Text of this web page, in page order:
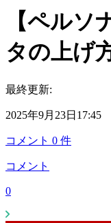
【ペルソ
タの上げ
最終更新:
2025年9月23日17:45
コメント 0 件
コメント
0